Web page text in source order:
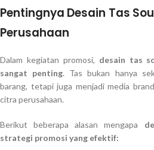
Pentingnya Desain Tas
Perusahaan
Dalam kegiatan promosi, desain tas
sangat penting. Tas bukan hanya
barang, tetapi juga menjadi media
citra perusahaan.
Berikut beberapa alasan mengapa
strategi promosi yang efektif: